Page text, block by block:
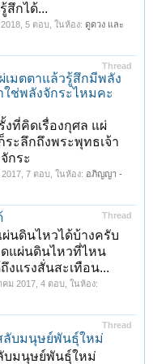
สึกได้...
, 5 ตอบ, ในห้อง: ดูดวง และ
Thread
เมตตาแล้วรู้สึกมีพลัง
ช่พลังจักระไหมคะ
ที่คิดเรื่องกุศล แผ่
ระลึกถึงพระพุทธเจ้า
กระ
, 7 ตอบ, ในห้อง: อภิญญา -
Thread
นดินไหวได้บ้างครับ
แผ่นดินไหวที่ไหน
งแรงสั่นสะเทือน...
คม 2017 , 4 ตอบ, ในห้อง:
Thread
ลับมนุษย์พันธุ์ใหม่
บมนุษย์พันธุ์ใหม่